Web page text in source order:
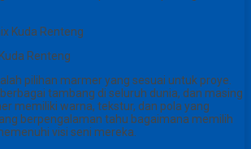
Renteng
pilihan marmer yang sesuai untuk proye.
tambang di seluruh dunia, dan masing
memiliki warna, tekstur, dan pola yang
berpengalaman tahu bagaimana memilih
visi seni mereka.